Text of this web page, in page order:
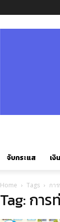
จับกระแส เ
Home Tags กา
Tag: การ